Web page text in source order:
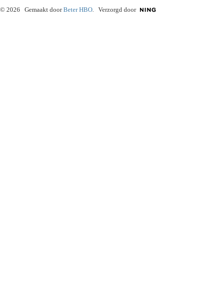
© 2026 Gemaakt doorBeter HBO. Verzorgd door